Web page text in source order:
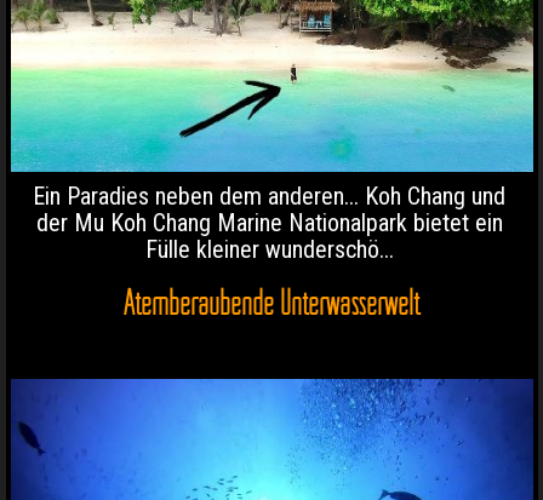
Ein Paradies neben dem anderen... Koh Chang und
der Mu Koh Chang Marine Nationalpark bietet ein
Fülle kleiner wunderschö...
Atemberaubende Unterwasserwelt